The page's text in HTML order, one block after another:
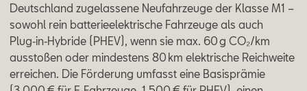
Über uns
Aktionen
Deutschland zugelassene Neufahrzeuge der Klasse M1 –
sowohl rein batterieelektrische Fahrzeuge als auch
Plug‑in‑Hybride (PHEV), wenn sie max. 60 g CO₂/km
ausstoßen oder mindestens 80 km elektrische Reichweite
erreichen. Die Förderung umfasst eine Basisprämie